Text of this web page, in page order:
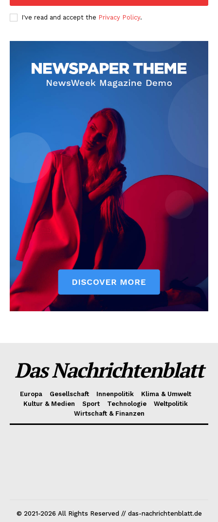
I've read and accept the Privacy Policy.
Das Nachrichtenblatt
Europa Gesellschaft Innenpolitik
Klima & Umwelt
Kultur & Medien
Sport Technologie
Weltpolitik
Wirtschaft & Finanzen
© 2021-2026 All Rights Reserved // das-nachrichtenblatt.de